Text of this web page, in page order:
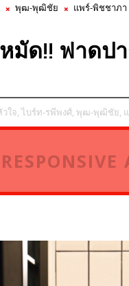
พุฒ-พุฒิชัย แพร์-พิชชาภา
มัด!! ฟาดป
ใจ, ไบร์ท-รพีพงศ์, พุฒ-พุฒิชัย,
RESPONSIVE